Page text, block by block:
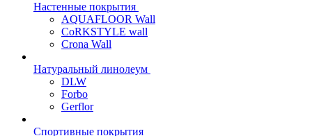
Настенные покрытия
AQUAFLOOR Wall
CoRKSTYLE wall
Crona Wall
Натуральный линолеум
DLW
Forbo
Gerflor
Спортивные покрытия